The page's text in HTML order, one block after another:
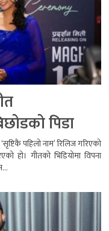
पिडा
पहिलो नाम’ रिलिज गरिएको
हो। गीतको भिडियोमा विपना